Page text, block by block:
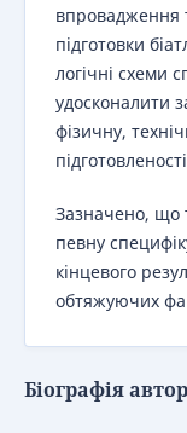
впровадження
підготовки
логічні схеми
удосконалити
фізичну,
Зазначено, що
певну
кінцевого
обтяжуючих
Біографія